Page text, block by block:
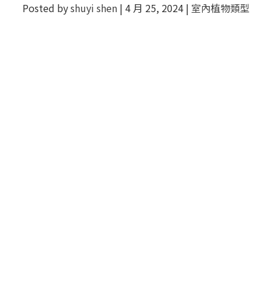
Posted byshuyi shen | 4 月 25, 2024 | 室內植物類型